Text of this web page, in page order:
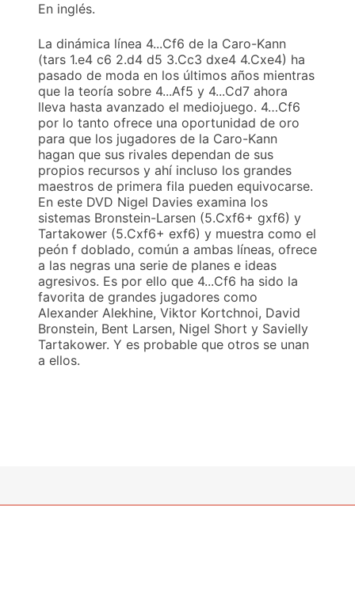
En inglés.
La dinámica línea 4...Cf6 de la Caro-Kann
(tars 1.e4 c6 2.d4 d5 3.Cc3 dxe4 4.Cxe4) ha
pasado de moda en los últimos años mientras
que la teoría sobre 4...Af5 y 4...Cd7 ahora
lleva hasta avanzado el mediojuego. 4…Cf6
por lo tanto ofrece una oportunidad de oro
para que los jugadores de la Caro-Kann
hagan que sus rivales dependan de sus
propios recursos y ahí incluso los grandes
maestros de primera fila pueden equivocarse.
En este DVD Nigel Davies examina los
sistemas Bronstein-Larsen (5.Cxf6+ gxf6) y
Tartakower (5.Cxf6+ exf6) y muestra como el
peón f doblado, común a ambas líneas, ofrece
a las negras una serie de planes e ideas
agresivos. Es por ello que 4...Cf6 ha sido la
favorita de grandes jugadores como
Alexander Alekhine, Viktor Kortchnoi, David
Bronstein, Bent Larsen, Nigel Short y Savielly
Tartakower. Y es probable que otros se unan
a ellos.